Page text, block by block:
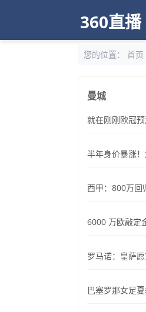
360直播
您的位置： 首页
曼城
就在刚刚欧冠
半年身价暴涨
西甲：800万回
6000 万欧敲定
罗马诺：皇萨
巴塞罗那女足